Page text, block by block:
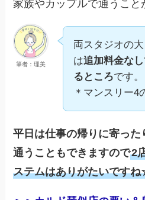
家族やカップルで通うこと
筆者：理美
両スタジオの
は追加料金な
るところです。
＊マンスリー4
平日は仕事の帰りに寄っ
通うこともできますので2
ステムはありがたいです